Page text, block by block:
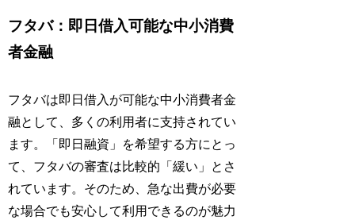
フタバ：即日借入可能な中小消費
者金融
フタバは即日借入が可能な中小消費者金
融として、多くの利用者に支持されてい
ます。「即日融資」を希望する方にとっ
て、フタバの審査は比較的「緩い」とさ
れています。そのため、急な出費が必要
な場合でも安心して利用できるのが魅力